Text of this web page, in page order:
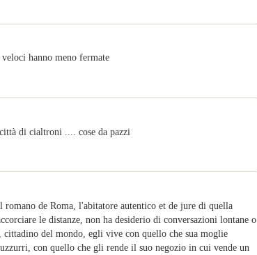
hanno meno fermate
di cialtroni .... cose da pazzi
de Roma, l'abitatore autentico et de jure di quella
le distanze, non ha desiderio di conversazioni lontane o
del mondo, egli vive con quello che sua moglie
con quello che gli rende il suo negozio in cui vende un